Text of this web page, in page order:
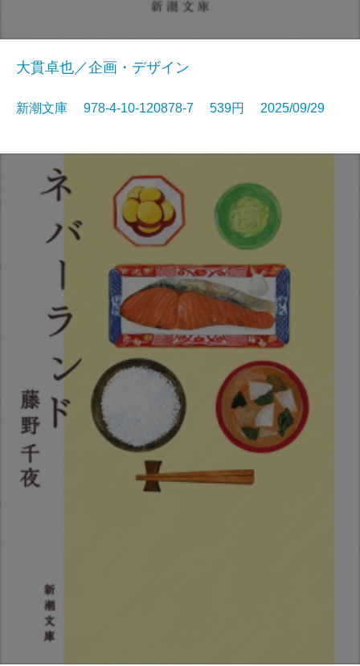
大貫卓也／企画・デザイン
新潮文庫 978-4-10-120878-7 539円 2025/09/29